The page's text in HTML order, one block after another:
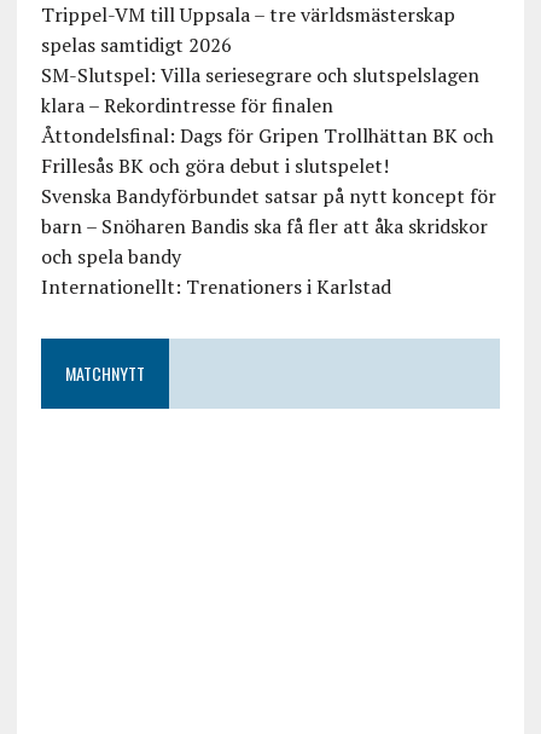
Trippel-VM till Uppsala – tre världsmästerskap
spelas samtidigt 2026
SM-Slutspel: Villa seriesegrare och slutspelslagen
klara – Rekordintresse för finalen
Åttondelsfinal: Dags för Gripen Trollhättan BK och
Frillesås BK och göra debut i slutspelet!
Svenska Bandyförbundet satsar på nytt koncept för
barn – Snöharen Bandis ska få fler att åka skridskor
och spela bandy
Internationellt: Trenationers i Karlstad
MATCHNYTT